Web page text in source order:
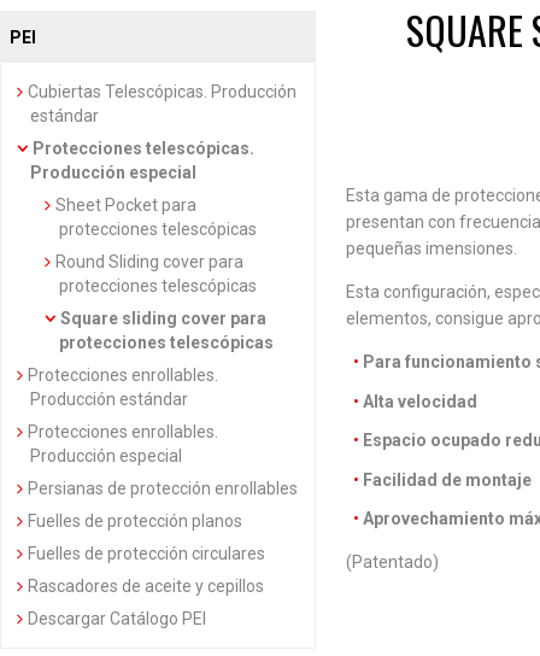
PEI
Cubiertas Telescópicas. Producción
estándar
Protecciones telescópicas.
Producción especial
Sheet Pocket para
protecciones telescópicas
Round Sliding cover para
protecciones telescópicas
Square sliding cover para
protecciones telescópicas
Protecciones enrollables.
Producción estándar
Protecciones enrollables.
Producción especial
Persianas de protección enrollables
Fuelles de protección planos
Fuelles de protección circulares
Rascadores de aceite y cepillos
Descargar Catálogo PEI
SQUARE
Esta gama de
presentan con
pequeñas imensiones.
Esta configuración,
elementos, consigue
Para funcionamiento
Alta velocidad
Espacio ocupado
Facilidad de montaje
Aprovechamiento
(Patentado)